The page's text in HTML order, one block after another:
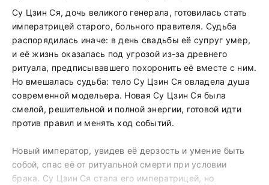
Су Цзин Ся, дочь великого генерала, готовилась стать
императрицей старого, больного правителя. Судьба
распорядилась иначе: в день свадьбы её супруг умер,
и её жизнь оказалась под угрозой из-за древнего
ритуала, предписывавшего похоронить её вместе с ним.
Но вмешалась судьба: тело Су Цзин Ся овладела душа
современной модельера. Новая Су Цзин Ся была
смелой, решительной и полной энергии, готовой идти
против правил и менять ход событий.
Новый император, увидев её дерзость и умение быть
собой, спас её от ритуальной смерти при условии
брака. Су Цзин Ся стала его императрицей, но